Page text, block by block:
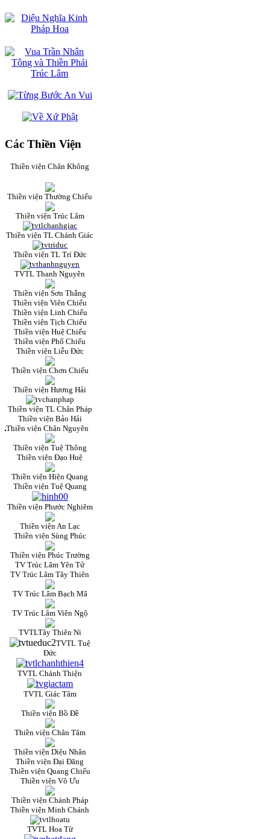
Các Thiền Viện
Thiền viện Chân Không
Thiền viện Thường Chiếu
Thiền viện Trúc Lâm
Thiền viện TL Chánh Giác
Thiền viện TL Trí Đức
TVTL Thanh Nguyên
Thiền viện Sơn Thắng
Thiền viện Viên Chiếu
Thiền viện Linh Chiếu
Thiền viện Tịch Chiếu
Thiền viện Huệ Chiếu
Thiền viện Phổ Chiếu
Thiền viện Liễu Đức
Thiền viện Chơn Chiếu
Thiền viện Hương Hải
Thiền viện TL Chân Pháp
Thiền viện Bảo Hải
Thiền viện Chân Nguyên
Thiền viện Tuệ Thông
Thiền viện Đạo Huệ
Thiền viện Hiện Quang
Thiền viện Tuệ Quang
Thiền viện Phước Nghiêm
Thiền viện An Lạc
Thiền viện Sùng Phúc
Thiền viện Phúc Trường
TV Trúc Lâm Yên Tử
TV Trúc Lâm Tây Thiên
TV Trúc Lâm Bạch Mã
TV Trúc Lâm Viên Ngộ
TVTLTây Thiên Ni
TVTL Tuệ
Đức
TVTL Chánh Thiện
TVTL Giác Tâm
Thiền viện Bồ Đề
Thiền viện Chân Tâm
Thiền viện Diệu Nhân
Thiền viện Đại Đăng
Thiền viện Quang Chiếu
Thiền viện Vô Ưu
Thiền viện Chánh Pháp
Thiền viện Minh Chánh
TVTL Hoa Từ